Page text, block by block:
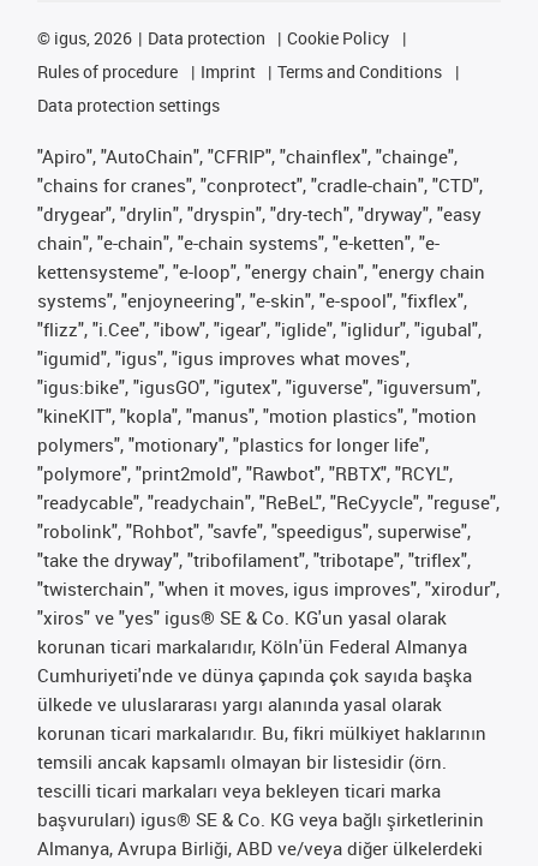
© igus, 2026 Data protection
Cookie Policy
Rules of procedure
Imprint
Terms and Conditions
Data protection settings
"Apiro", "AutoChain", "CFRIP", "chainflex", "chainge",
"chains for cranes", "conprotect", "cradle-chain", "CTD",
"drygear", "drylin", "dryspin", "dry-tech", "dryway", "easy
chain", "e-chain", "e-chain systems", "e-ketten", "e-
kettensysteme", "e-loop", "energy chain", "energy chain
systems", "enjoyneering", "e-skin", "e-spool", "fixflex",
"flizz", "i.Cee", "ibow", "igear", "iglide", "iglidur", "igubal",
"igumid", "igus", "igus improves what moves",
"igus:bike", "igusGO", "igutex", "iguverse", "iguversum",
"kineKIT", "kopla", "manus", "motion plastics", "motion
polymers", "motionary", "plastics for longer life",
"polymore", "print2mold", "Rawbot", "RBTX", "RCYL",
"readycable", "readychain", "ReBeL", "ReCyycle", "reguse",
"robolink", "Rohbot", "savfe", "speedigus", superwise",
"take the dryway", "tribofilament", "tribotape", "triflex",
"twisterchain", "when it moves, igus improves", "xirodur",
"xiros" ve "yes" igus® SE & Co. KG'un yasal olarak
korunan ticari markalarıdır, Köln'ün Federal Almanya
Cumhuriyeti'nde ve dünya çapında çok sayıda başka
ülkede ve uluslararası yargı alanında yasal olarak
korunan ticari markalarıdır. Bu, fikri mülkiyet haklarının
temsili ancak kapsamlı olmayan bir listesidir (örn.
tescilli ticari markaları veya bekleyen ticari marka
başvuruları) igus® SE & Co. KG veya bağlı şirketlerinin
Almanya, Avrupa Birliği, ABD ve/veya diğer ülkelerdeki